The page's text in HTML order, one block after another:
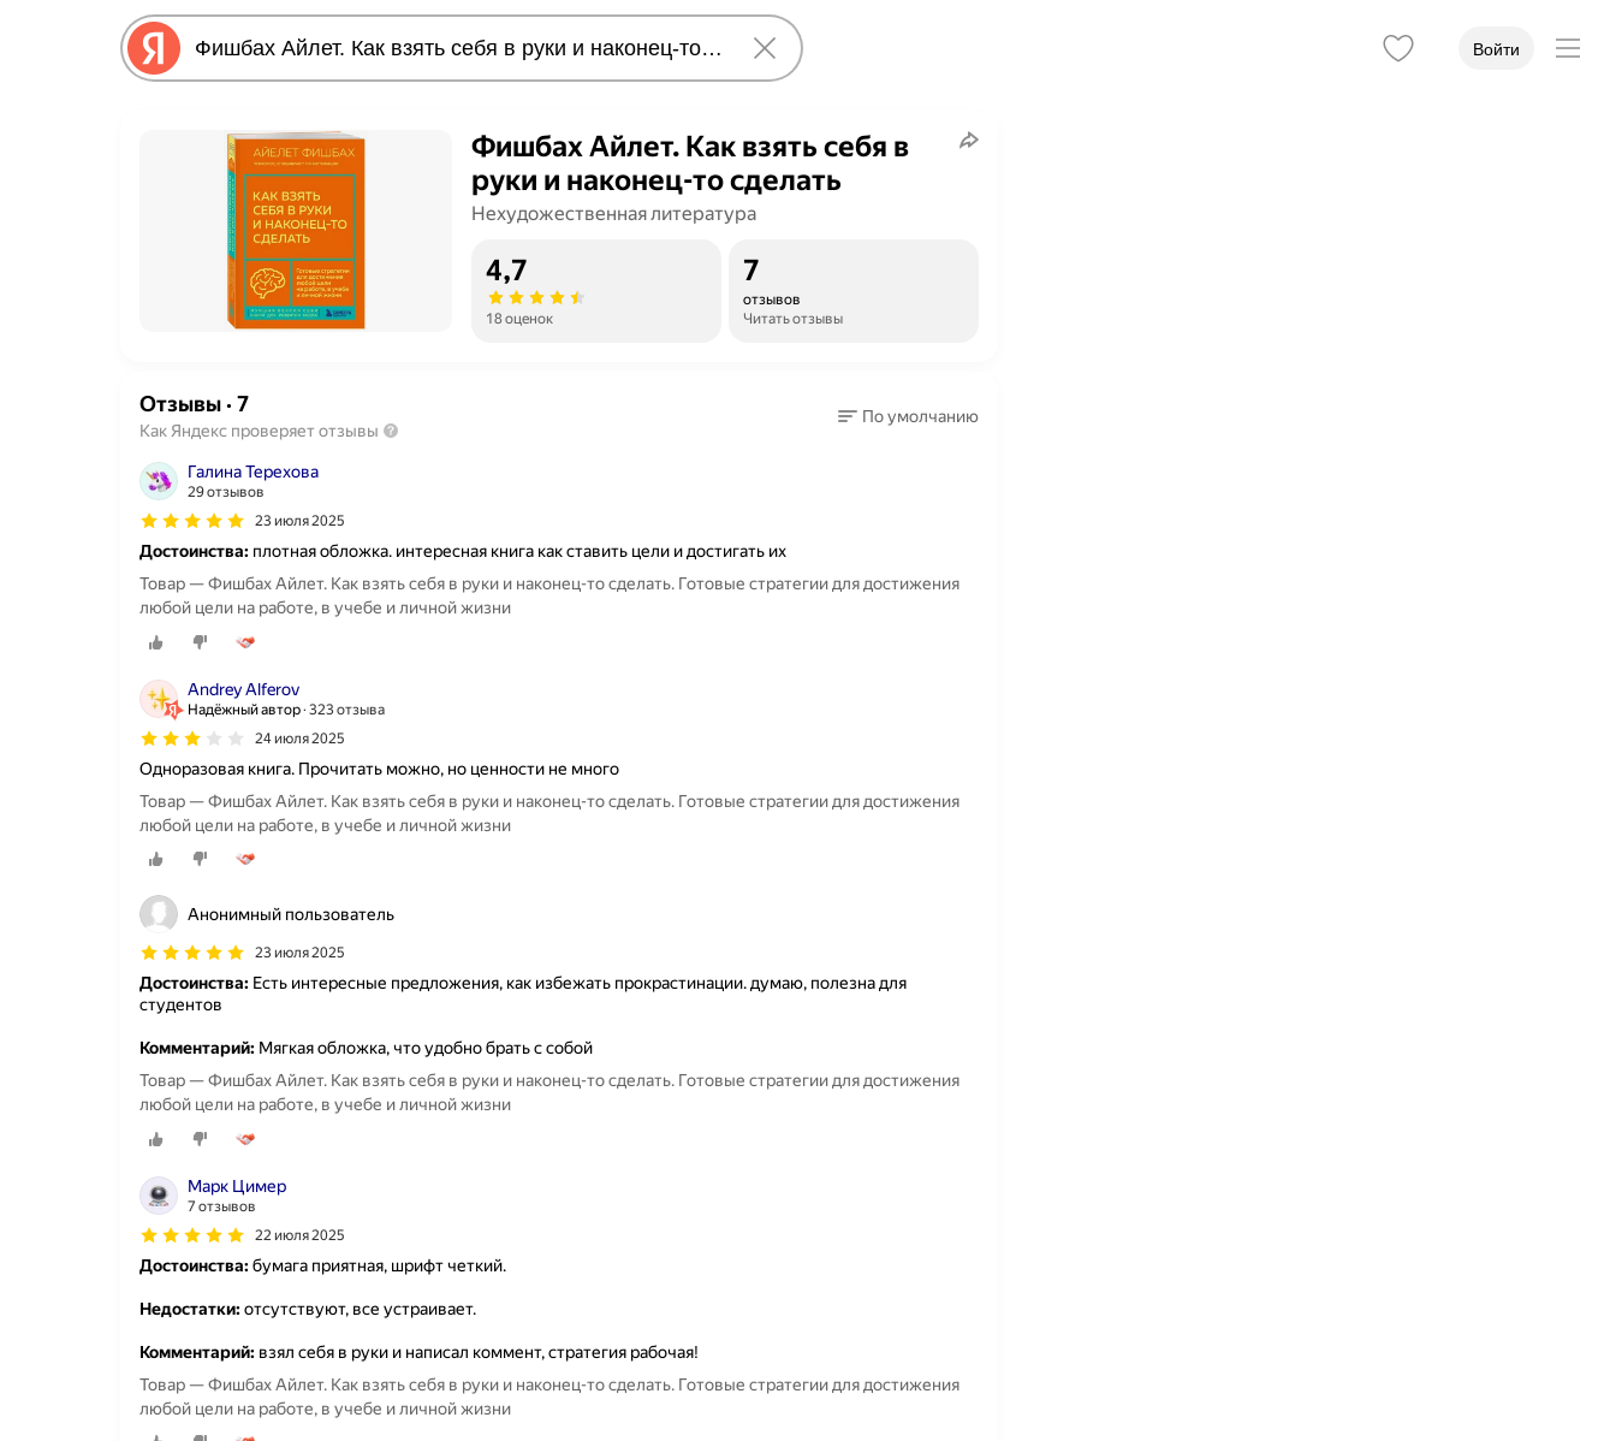
Войти
Фишбах Айлет. Как взять себя в
руки и наконец-то сделать
Нехудожественная литература
4,7
18 оценок
7
отзывов
Читать отзывы
Отзывы· 7
Как Яндекс проверяет отзывы
По умолчанию
Галина Терехова
29 отзывов
23 июля 2025
Достоинства: плотная обложка. интересная книга как ставить цели и достигать их
Товар — Фишбах Айлет. Как взять себя в руки и наконец-то сделать. Готовые стратегии для достижения
любой цели на работе, в учебе и личной жизни
Andrey Alferov
Надёжный автор 323 отзыва
24 июля 2025
Одноразовая книга. Прочитать можно, но ценности не много
Товар — Фишбах Айлет. Как взять себя в руки и наконец-то сделать. Готовые стратегии для достижения
любой цели на работе, в учебе и личной жизни
Анонимный пользователь
23 июля 2025
Достоинства: Есть интересные предложения, как избежать прокрастинации. думаю, полезна для
студентов
Комментарий: Мягкая обложка, что удобно брать с собой
Товар — Фишбах Айлет. Как взять себя в руки и наконец-то сделать. Готовые стратегии для достижения
любой цели на работе, в учебе и личной жизни
Марк Цимер
7 отзывов
22 июля 2025
Достоинства:бумага приятная, шрифт четкий.
Недостатки:отсутствуют, все устраивает.
Комментарий: взял себя в руки и написал коммент, стратегия рабочая!
Товар — Фишбах Айлет. Как взять себя в руки и наконец-то сделать. Готовые стратегии для достижения
любой цели на работе, в учебе и личной жизни